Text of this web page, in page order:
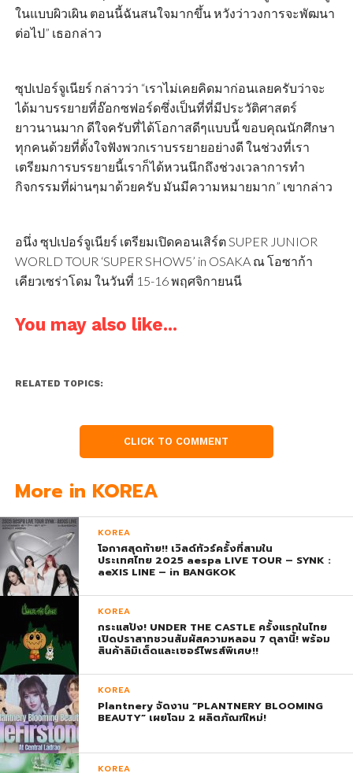
ในแบบผิวเผิน ตอนนี้ฉันสนใจมากขึ้น หวังว่าวงการจะพัฒนา
ต่อไป” เธอกล่าว
ซุปเปอร์จูเนียร์ กล่าวว่า “เราไม่เคยคิดมาก่อนเลยครับว่าจะ
ได้มาบรรยายที่อ๊อกซฟอร์ดซึ่งเป็นที่ที่มีประวัติศาสตร์
ยาวนานมาก ดีใจครับที่ได้โอกาสดีๆแบบนี้ ขอบคุณนักศึกษา
ทุกคนด้วยที่ตั้งใจฟังพวกเราบรรยายอย่างดี ในช่วงที่เรา
เตรียมการบรรยายนี้เราก็ได้หวนนึกถึงช่วงเวลาการทำ
กิจกรรมที่ผ่านๆมาด้วยครับ มันมีความหมายมาก” เขากล่าว
อนึ่ง ซุปเปอร์จูเนียร์ เตรียมเปิดคอนเสิร์ต SUPER JUNIOR
WORLD TOUR ‘SUPER SHOW5’ in OSAKA ณ โอซาก้า
เคียวเซร่าโดม ในวันที่ 15-16 พฤศจิกายนนี
You may also like...
RELATED TOPICS:
CLICK TO COMMENT
More in KOREA
KOREA
โอกาศสุดท้าย!! เวิลด์ทัวร์ครั้งที่สามใน
ประเทศไทย 2025 aespa LIVE TOUR – SYNK :
aeXIS LINE – in BANGKOK
KOREA
กระแสปัง! UNDER THE CASTLE ครั้งแรกในไทย
เปิดปราสาทชวนสัมผัสความหลอน 7 ตุลานี้! พร้อม
สินค้าลิมิเต็ดและเซอร์ไพรส์พิเศษ!!
KOREA
Plantnery จัดงาน “PLANTNERY BLOOMING
BEAUTY” เผยโฉม 2 ผลิตภัณฑ์ใหม่!
KOREA